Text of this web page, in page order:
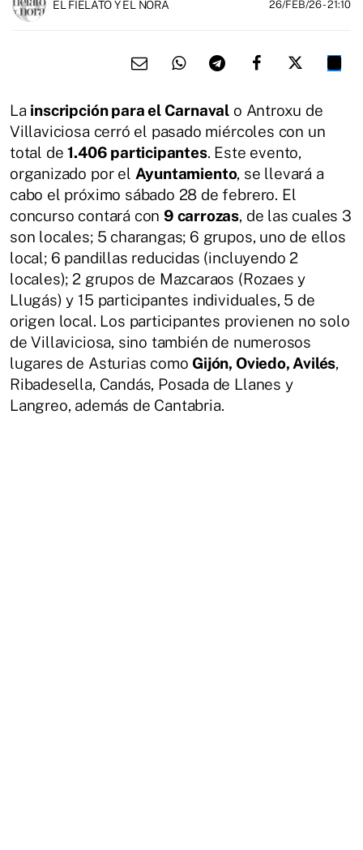
EL FIELATO Y EL NORA 26/FEB/26- 21:10
La inscripción para el Carnaval o Antroxu de
Villaviciosa cerró el pasado miércoles con un
total de1.406 participantes. Este evento,
organizado por el Ayuntamiento, se llevará a
cabo el próximo sábado 28 de febrero. El
concurso contará con 9 carrozas, de las cuales 3
son locales; 5 charangas; 6 grupos, uno de ellos
local; 6 pandillas reducidas (incluyendo 2
locales); 2 grupos de Mazcaraos (Rozaes y
Llugás) y 15 participantes individuales, 5 de
origen local. Los participantes provienen no solo
de Villaviciosa, sino también de numerosos
lugares de Asturias como Gijón, Oviedo, Avilés,
Ribadesella, Candás, Posada de Llanes y
Langreo, además de Cantabria.